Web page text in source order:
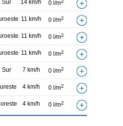
Sur 14 km/h 0 l/m2
11 km/h 0 l/m2
11 km/h 0 l/m2
11 km/h 0 l/m2
Sur 7 km/h 0 l/m2
4 km/h 0 l/m2
4 km/h 0 l/m2